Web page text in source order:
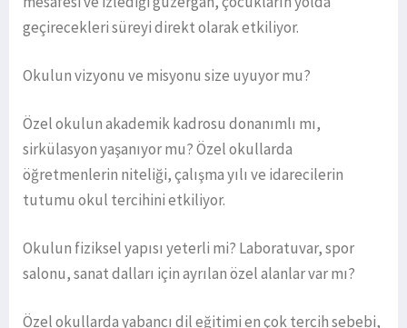
geçirecekleri süreyi direkt olarak etkiliyor.
Okulun vizyonu ve misyonu size uyuyor mu?
Özel okulun akademik kadrosu donanımlı mı,
sirkülasyon yaşanıyor mu? Özel okullarda
öğretmenlerin niteliği, çalışma yılı ve idarecilerin
tutumu okul tercihini etkiliyor.
Okulun fiziksel yapısı yeterli mi? Laboratuvar, spor
salonu, sanat dalları için ayrılan özel alanlar var mı?
Özel okullarda yabancı dil eğitimi en çok tercih sebebi,